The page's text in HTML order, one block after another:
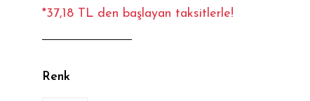
*37,18 TL den başlayan taksitlerle!
Renk